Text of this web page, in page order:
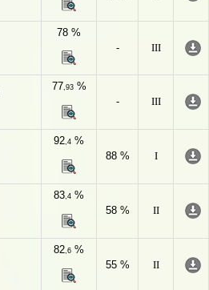
78 %
-
III
77,93%
-
III
92,4 %
88 %
I
83,4 %
58 %
II
82,6 %
55 %
II